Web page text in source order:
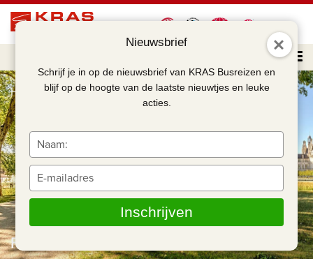
Nieuwsbrief
Schrijf je in op de nieuwsbrief van KRAS Busreizen en
blijf op de hoogte van de laatste nieuwtjes en leuke
acties.
Typ
je
naam
Typ
je
e-
Inschrijven
Home Fietsreis 7 dagen Fietsen door het Loiredal
Fietsreis 7 dagen Fietsen door het Loiredal